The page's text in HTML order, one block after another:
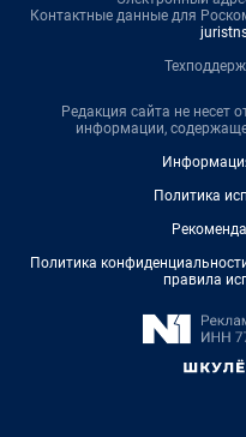
Контактные данные для
Редакция сайта не несет
информации,
Политика
Политика
правила